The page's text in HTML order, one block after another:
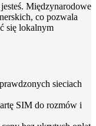
Międzynarodowe
co pozwala
się lokalnym
sieciach
SIM do rozmów i